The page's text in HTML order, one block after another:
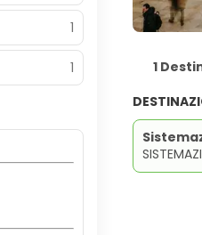
1
1
1